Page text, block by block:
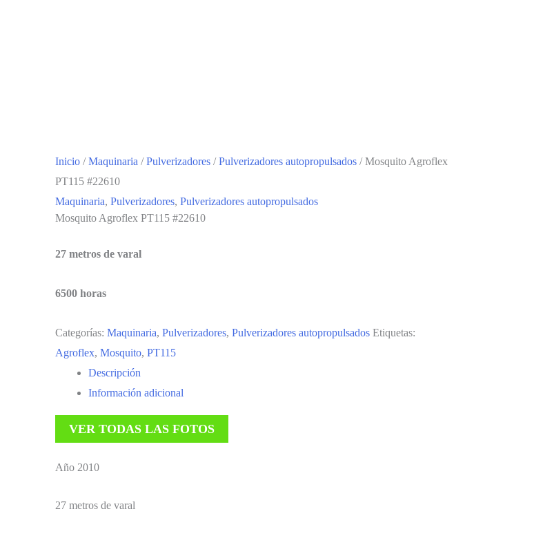
Inicio /Maquinaria /Pulverizadores /Pulverizadores autopropulsados / Mosquito Agroflex
PT115 #22610
Maquinaria, Pulverizadores, Pulverizadores autopropulsados
Mosquito Agroflex PT115 #22610
27 metros de varal
6500 horas
Categorías: Maquinaria, Pulverizadores, Pulverizadores autopropulsados Etiquetas:
Agroflex, Mosquito, PT115
Descripción
Información adicional
VER TODAS LAS FOTOS
Año 2010
27 metros de varal